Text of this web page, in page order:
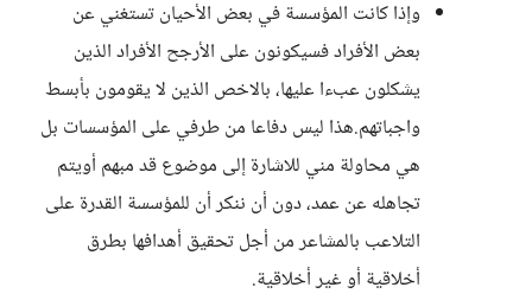
وإذا كانت المؤسسة في بعض الأحيان تستغني عن
بعض الأفراد فسيكونون على الأرجح الأفراد الذين
يشكلون عبءا عليها، بالاخص الذين لا يقومون بأبسط
واجباتهم.هذا ليس دفاعا من طرفي على المؤسسات بل
هي محاولة مني للاشارة إلى موضوع قد مبهم أويتم
تجاهله عن عمد، دون أن ننكر أن للمؤسسة القدرة على
التلاعب بالمشاعر من أجل تحقيق أهدافها بطرق
أخلاقية أو غير أخلاقية.